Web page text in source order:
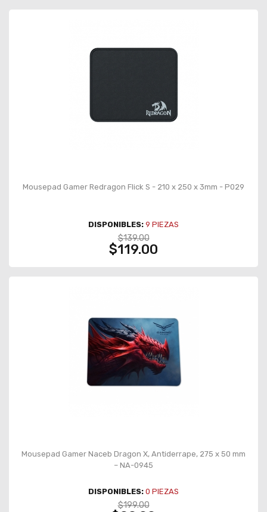
Mousepad Gamer Redragon Flick S - 210 x 250 x 3mm - P029
DISPONIBLES: 9 PIEZAS
$139.00
$119.00
Mousepad Gamer Naceb Dragon X, Antiderrape, 275 x 50 mm
– NA-0945
DISPONIBLES: 0 PIEZAS
$199.00